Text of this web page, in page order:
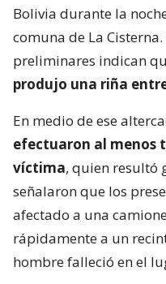
Bolivia durante la
comuna de La
preliminares indican
produjo una riña
En medio de ese
efectuaron al menos
víctima, quien resultó
señalaron que los
afectado a una
rápidamente a un
hombre falleció en el